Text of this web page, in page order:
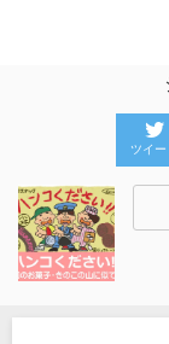
ツイー